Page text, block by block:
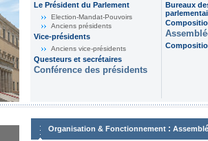
Le Président du Parlement
Election-Mandat-Pouvoirs
Anciens présidents
Vice-présidents
Anciens vice-présidents
Questeurs et secrétaires
Conférence des présidents
Bureaux
Organisation & Fonctionnement :